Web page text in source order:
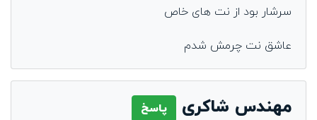
سرشار بود از نت های خاص
عاشق نت چرمش شدم
مهندس شاکری
پاسخ